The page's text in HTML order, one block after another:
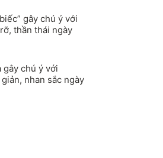
gây chú ý với
thần thái ngày
gây chú ý với
nhan sắc ngày